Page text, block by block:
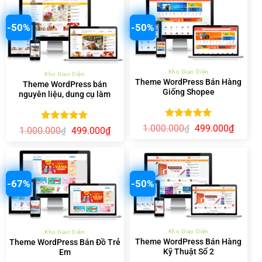
499.000₫.
-50%
Kho Giao Diện
Theme WordPress bán
nguyên liệu, dung cụ làm
Được xếp
hạng5.00
1.000.000₫ Giá
1.000.000₫.
499.000₫Giá
hiện
499.000₫.
-50%
Kho Giao Diện
Theme WordPress Bán Hàng
Giống Shopee
Được xếp
hạng5.00
1.000.000₫ Giá
1.000.000₫.
499.000₫Giá
hiện
-67%
Kho Giao Diện
Theme WordPress Bán Đồ Trẻ
Em
-50%
Kho Giao Diện
Theme WordPress Bán Hàng
Kỹ Thuật Số 2